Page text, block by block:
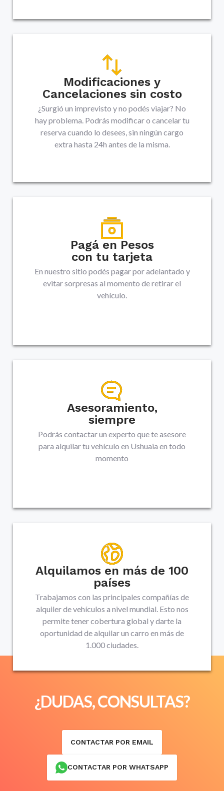
Modificaciones y
Cancelaciones sin costo
¿Surgió un imprevisto y no podés viajar? No
hay problema. Podrás modificar o cancelar tu
reserva cuando lo desees, sin ningún cargo
extra hasta 24h antes de la misma.
Pagá en Pesos
con tu tarjeta
En nuestro sitio podés pagar por adelantado y
evitar sorpresas al momento de retirar el
vehículo.
Asesoramiento,
siempre
Podrás contactar un experto que te asesore
para alquilar tu vehículo en Ushuaia en todo
momento
Alquilamos en más de 100
países
Trabajamos con las principales compañías de
alquiler de vehículos a nivel mundial. Esto nos
permite tener cobertura global y darte la
oportunidad de alquilar un carro en más de
1.000 ciudades.
¿DUDAS, CONSULTAS?
CONTACTAR POR EMAIL
CONTACTAR POR WHATSAPP